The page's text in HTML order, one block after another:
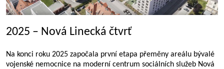
2025 – Nová Linecká čtvrť
Na konci roku 2025 započala první etapa přeměny areálu bývalé
vojenské nemocnice na moderní centrum sociálních služeb Nová